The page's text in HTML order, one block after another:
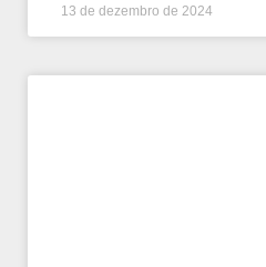
13 de dezembro de 2024